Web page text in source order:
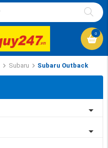
0
Subaru Subaru Outback